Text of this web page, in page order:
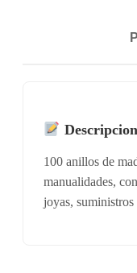
100 anillos de
manualidades,
joyas, suministros